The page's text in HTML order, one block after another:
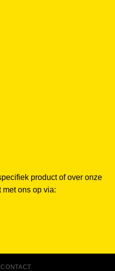
product of over onze
ons op via:
CONTACT